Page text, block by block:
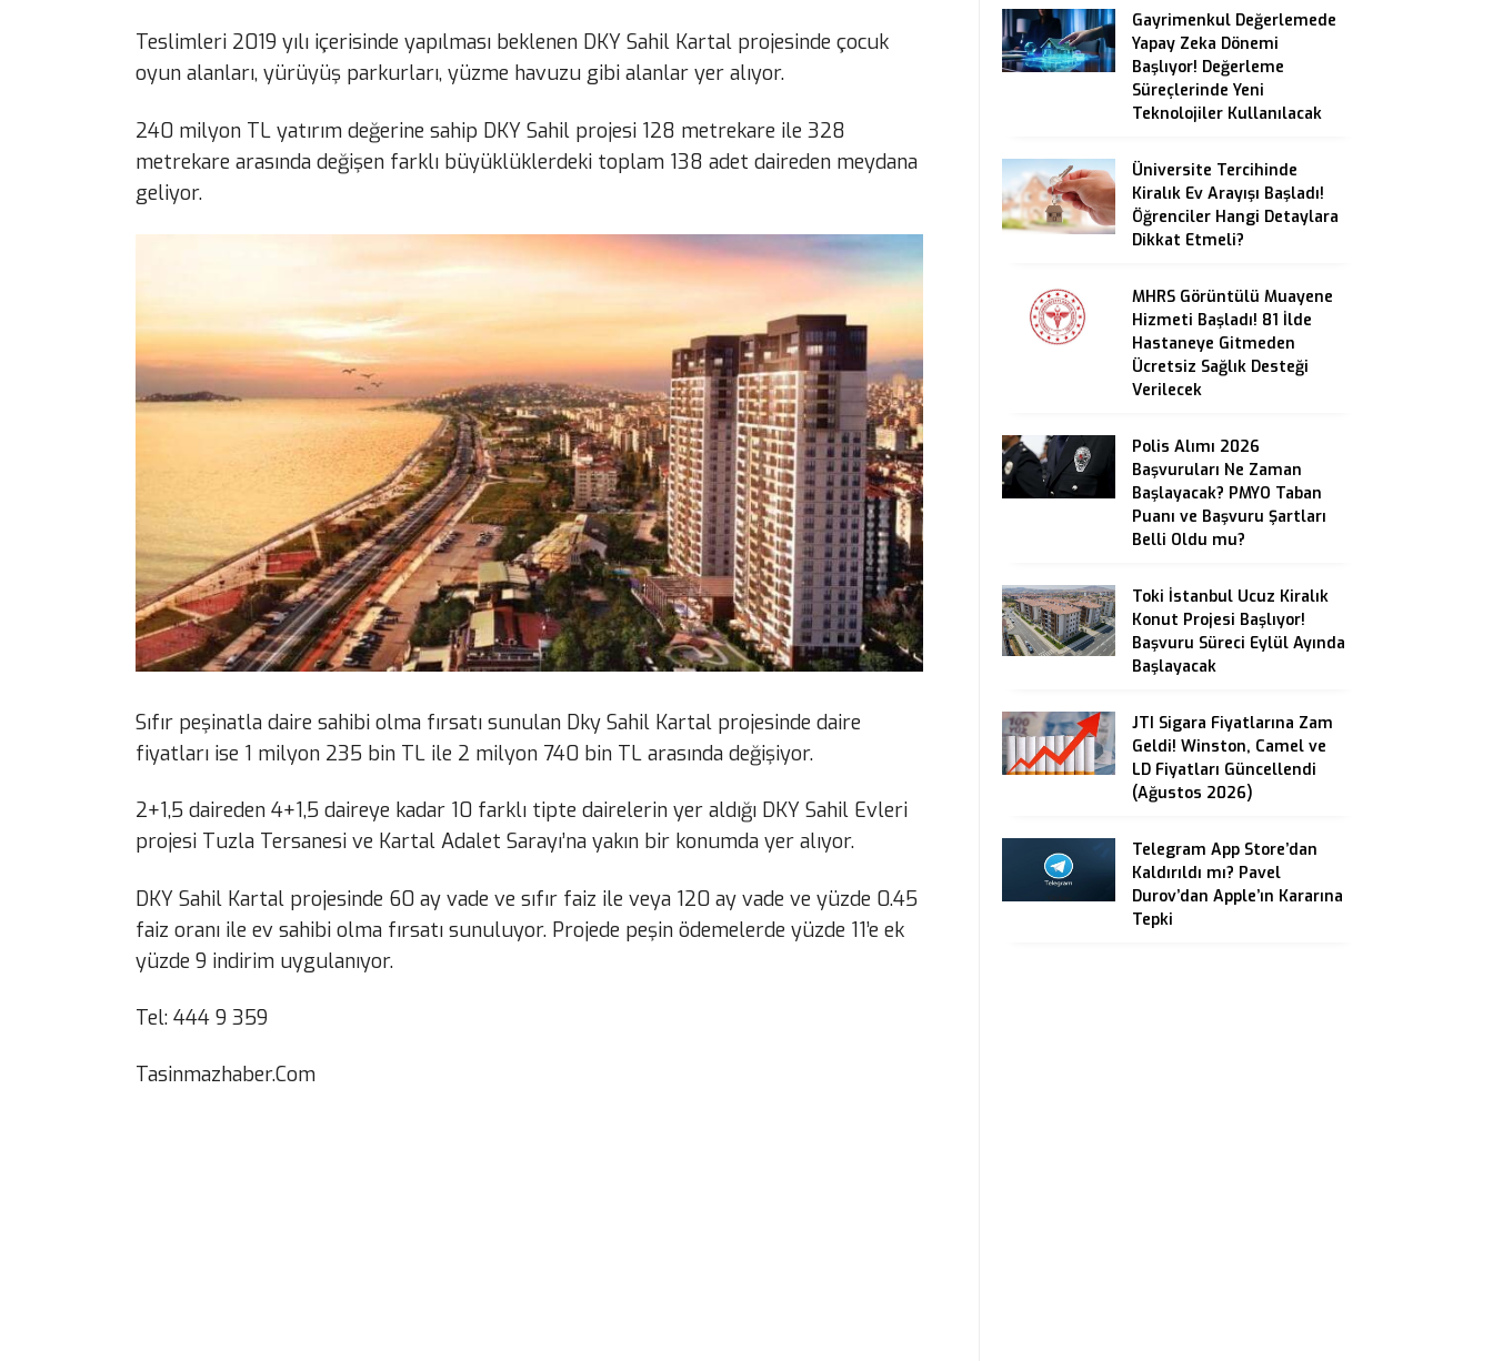
Teslimleri 2019 yılı içerisinde yapılması beklenen DKY Sahil Kartal projesinde çocuk
oyun alanları, yürüyüş parkurları, yüzme havuzu gibi alanlar yer alıyor.
240 milyon TL yatırım değerine sahip DKY Sahil projesi 128 metrekare ile 328
metrekare arasında değişen farklı büyüklüklerdeki toplam 138 adet daireden meydana
geliyor.
Sıfır peşinatla daire sahibi olma fırsatı sunulan Dky Sahil Kartal projesinde daire
fiyatları ise 1 milyon 235 bin TL ile 2 milyon 740 bin TL arasında değişiyor.
2+1,5 daireden 4+1,5 daireye kadar 10 farklı tipte dairelerin yer aldığı DKY Sahil Evleri
projesi Tuzla Tersanesi ve Kartal Adalet Sarayı’na yakın bir konumda yer alıyor.
DKY Sahil Kartal projesinde 60 ay vade ve sıfır faiz ile veya 120 ay vade ve yüzde 0.45
faiz oranı ile ev sahibi olma fırsatı sunuluyor. Projede peşin ödemelerde yüzde 11’e ek
yüzde 9 indirim uygulanıyor.
Tel: 444 9 359
Tasinmazhaber.Com
Gayrimenkul Değerlemede
Yapay Zeka Dönemi
Başlıyor! Değerleme
Süreçlerinde Yeni
Teknolojiler Kullanılacak
Üniversite Tercihinde
Kiralık Ev Arayışı Başladı!
Öğrenciler Hangi Detaylara
Dikkat Etmeli?
MHRS Görüntülü Muayene
Hizmeti Başladı! 81 İlde
Hastaneye Gitmeden
Ücretsiz Sağlık Desteği
Verilecek
Polis Alımı 2026
Başvuruları Ne Zaman
Başlayacak? PMYO Taban
Puanı ve Başvuru Şartları
Belli Oldu mu?
Toki İstanbul Ucuz Kiralık
Konut Projesi Başlıyor!
Başvuru Süreci Eylül Ayında
Başlayacak
JTI Sigara Fiyatlarına Zam
Geldi! Winston, Camel ve
LD Fiyatları Güncellendi
(Ağustos 2026)
Telegram App Store’dan
Kaldırıldı mı? Pavel
Durov’dan Apple’ın Kararına
Tepki